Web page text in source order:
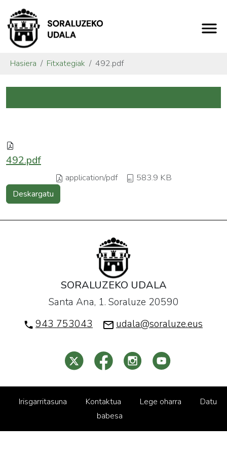
Hasiera Fitxategiak 492.pdf
492.pdf
application/pdf 583.9 KB
Deskargatu
SORALUZEKO UDALA
Santa Ana, 1. Soraluze 20590
943 753043
udala@soraluze.eus
Irisgarritasuna Kontaktua Lege oharra
Datu
babesa